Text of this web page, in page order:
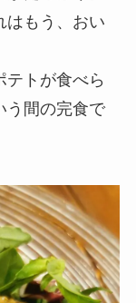
はもう、おい
テトが食べら
う間の完食で